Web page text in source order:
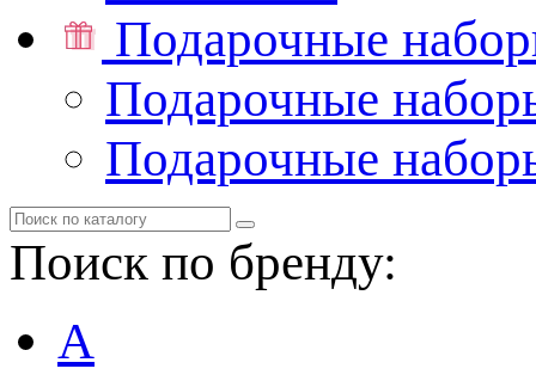
Подарочные
Подарочные
Подарочные
Поиск по бренду:
A